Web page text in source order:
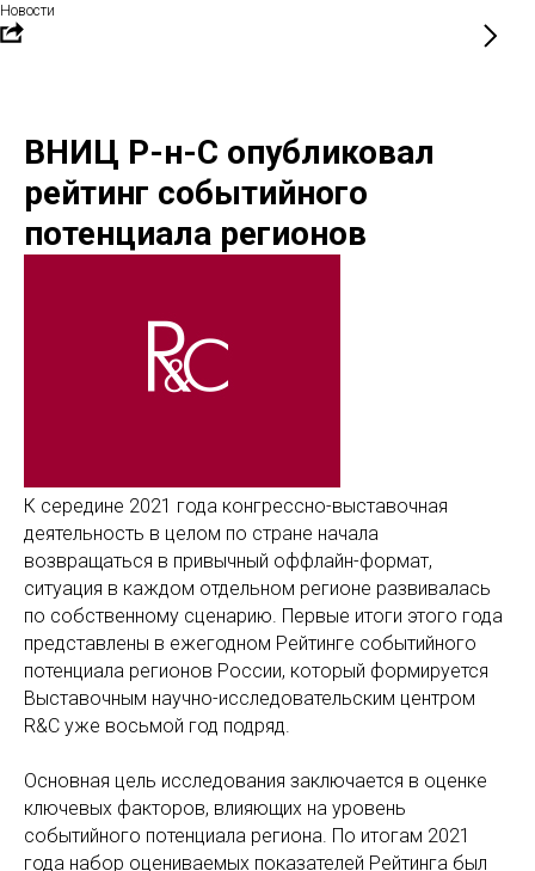
Новости
ВНИЦ Р-н-С опубликовал
рейтинг событийного
потенциала регионов
К середине 2021 года конгрессно-выставочная
деятельность в целом по стране начала
возвращаться в привычный оффлайн-формат,
ситуация в каждом отдельном регионе развивалась
по собственному сценарию. Первые итоги этого года
представлены в ежегодном Рейтинге событийного
потенциала регионов России, который формируется
Выставочным научно-исследовательским центром
R&C уже восьмой год подряд.
Основная цель исследования заключается в оценке
ключевых факторов, влияющих на уровень
событийного потенциала региона. По итогам 2021
года набор оцениваемых показателей Рейтинга был